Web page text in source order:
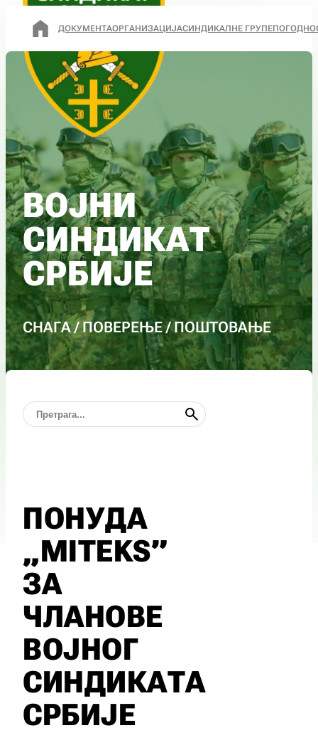
ДОКУМЕНТАОРГАНИЗАЦИЈАСИНДИКАЛНЕ ГРУПЕ
ВОЈНИ
СИНДИКАТ
СРБИЈЕ
СНАГА / ПОВЕРЕЊЕ / ПОШТОВАЊЕ
ПОНУДА
„MITEKS”
ЗА
ЧЛАНОВЕ
ВОЈНОГ
СИНДИКАТА
СРБИЈЕ